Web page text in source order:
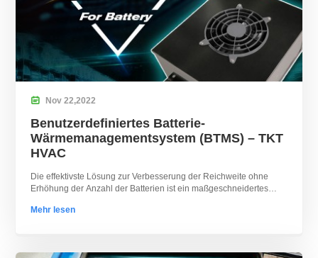
 Nov 22,2022
Benutzerdefiniertes Batterie-
Wärmemanagementsystem (BTMS) – TKT
HVAC
Die effektivste Lösung zur Verbesserung der Reichweite ohne
Erhöhung der Anzahl der Batterien ist ein maßgeschneidertes
Mehr lesen